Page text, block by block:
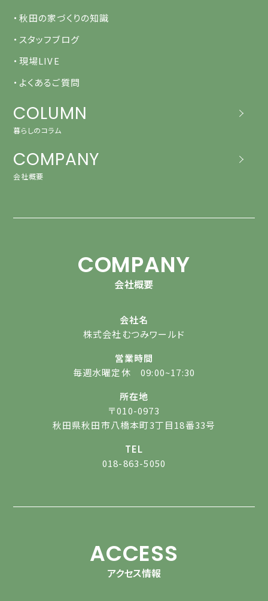
・秋田の家づくりの知識
・スタッフブログ
・現場LIVE
・よくあるご質問
COLUMN
暮らしのコラム
COMPANY
会社概要
COMPANY
会社概要
会社名
株式会社むつみワールド
営業時間
毎週水曜定休 09:00~17:30
所在地
〒010-0973
秋田県秋田市八橋本町3丁目18番33号
TEL
018-863-5050
ACCESS
アクセス情報